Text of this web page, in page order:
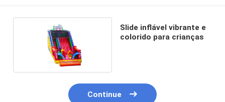
Slide inflável vibrante e
colorido para crianças
Continue